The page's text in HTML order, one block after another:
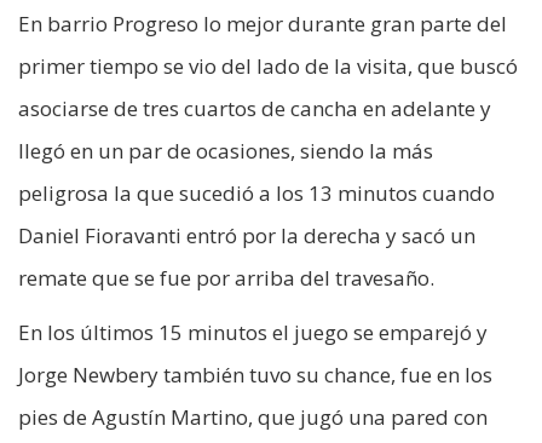
En barrio Progreso lo mejor durante gran parte del
primer tiempo se vio del lado de la visita, que buscó
asociarse de tres cuartos de cancha en adelante y
llegó en un par de ocasiones, siendo la más
peligrosa la que sucedió a los 13 minutos cuando
Daniel Fioravanti entró por la derecha y sacó un
remate que se fue por arriba del travesaño.
En los últimos 15 minutos el juego se emparejó y
Jorge Newbery también tuvo su chance, fue en los
pies de Agustín Martino, que jugó una pared con